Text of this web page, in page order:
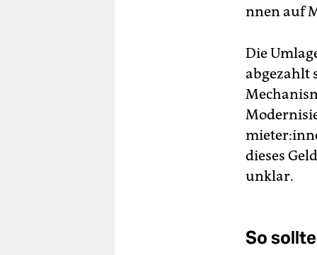
nnen auf
Die
abgezahlt
dieses
unklar.
So